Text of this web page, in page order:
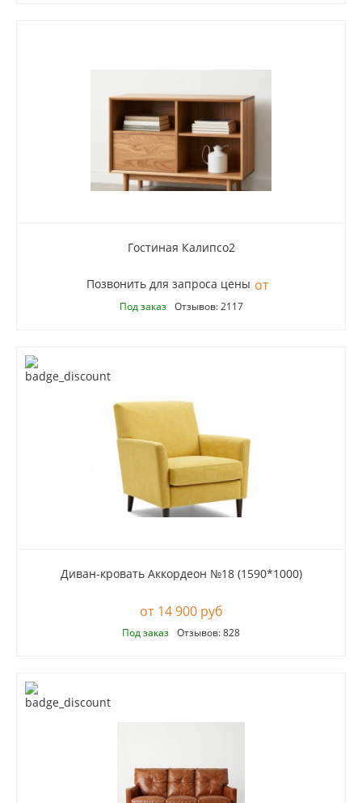
Гостиная Калипсо2
Позвонить для запроса цены
Под заказ Отзывов: 2117
Диван-кровать Аккордеон №18 (1590*1000)
14 900 руб
Под заказ Отзывов: 828